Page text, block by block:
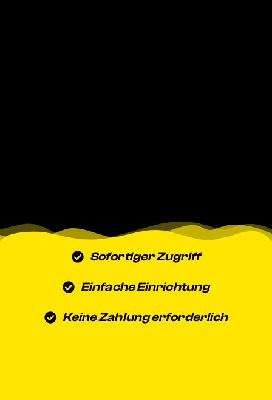
Sofortiger Zugriff
Einfache Einrichtung
Keine Zahlung erforderlich